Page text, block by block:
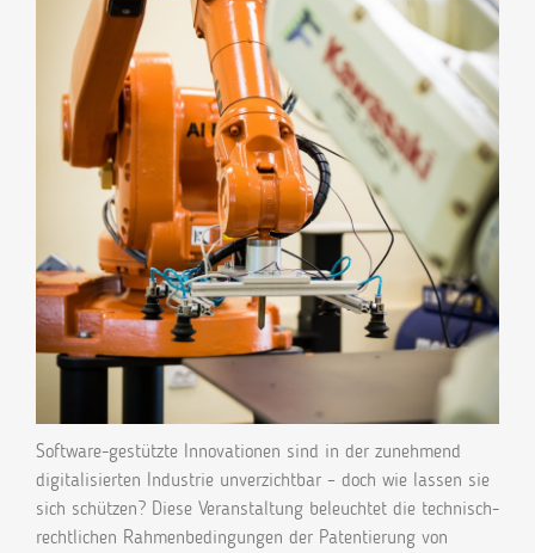
Software-gestützte Innovationen sind in der zunehmend
digitalisierten Industrie unverzichtbar – doch wie lassen sie
sich schützen? Diese Veranstaltung beleuchtet die technisch-
rechtlichen Rahmenbedingungen der Patentierung von